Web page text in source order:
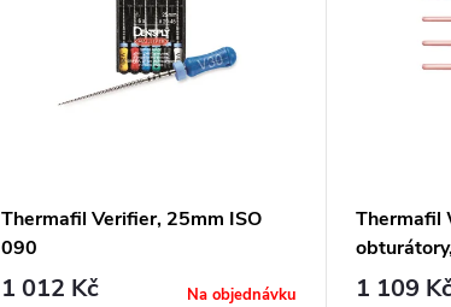
Thermafil Verifier, 25mm ISO
090
1 012 Kč Na objednávku
Thermafil
1 109